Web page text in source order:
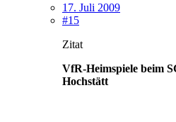
17. Juli 2009
#15
Zitat
VfR-Heimspiele beim
Hochstätt